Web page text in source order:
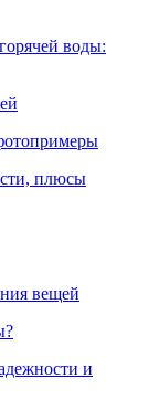
воды:
плюсы
вещей
и